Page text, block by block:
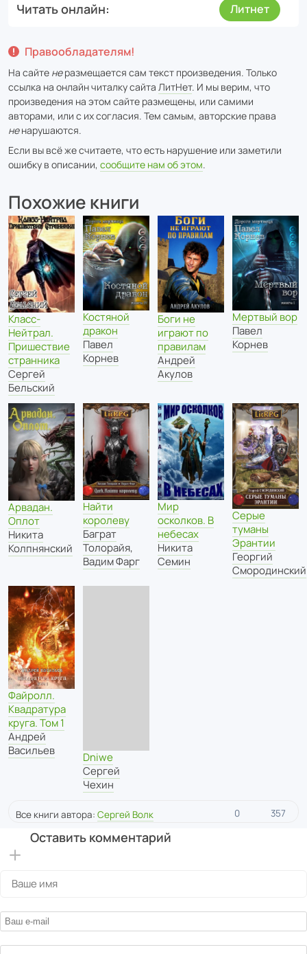
Читать онлайн Литнет
Правообладателям!
На сайте неразмещается сам текст произведения. Только
ссылка на онлайн читалку сайта ЛитНет. И мы верим, что
произведения на этом сайте размещены, или самими
авторами, или с их согласия. Тем самым, авторские права
ненарушаются.
Если вы всё же считаете, что есть нарушение или заметили
ошибку в описании, сообщите нам об этом.
Похожие книги
Класс-
Нейтрал.
Пришествие
странника
Сергей
Бельский
Костяной
дракон
Павел
Корнев
Боги не
играют по
правилам
Андрей
Акулов
Мертвый вор
Павел
Корнев
Арвадан.
Оплот
Никита
Колпнянский
Найти
королеву
Баграт
Толорайя,
Вадим Фарг
Мир
осколков. В
небесах
Никита
Семин
Серые
туманы
Эрантии
Георгий
Смородинский
Файролл.
Квадратура
круга. Том 1
Андрей
Васильев
Dniwe
Сергей
Чехин
Все книги автора: Сергей Волк 0 357
Оставить комментарий